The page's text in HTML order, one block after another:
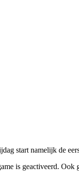
start namelijk de
is geactiveerd. Ook